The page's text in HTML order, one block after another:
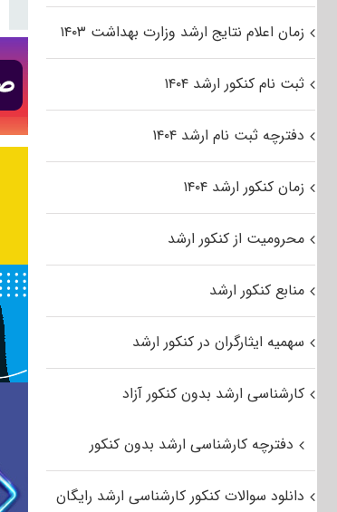
زمان اعلام نتایج ارشد وزارت بهداشت ۱۴۰۳
ثبت نام کنکور ارشد ۱۴۰۴
دفترچه ثبت نام ارشد ۱۴۰۴
زمان کنکور ارشد ۱۴۰۴
محرومیت از کنکور ارشد
منابع کنکور ارشد
سهمیه ایثارگران در کنکور ارشد
کارشناسی ارشد بدون کنکور آزاد
دفترچه کارشناسی ارشد بدون کنکور
دانلود سوالات کنکور کارشناسی ارشد رایگان